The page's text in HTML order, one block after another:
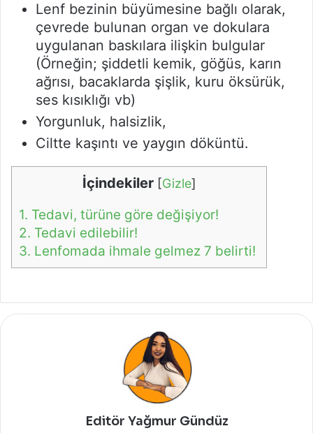
Lenf bezinin büyümesine bağlı olarak,
çevrede bulunan organ ve dokulara
uygulanan baskılara ilişkin bulgular
(Örneğin; şiddetli kemik, göğüs, karın
ağrısı, bacaklarda şişlik, kuru öksürük,
ses kısıklığı vb)
Yorgunluk, halsizlik,
Ciltte kaşıntı ve yaygın döküntü.
İçindekiler [Gizle]
1. Tedavi, türüne göre değişiyor!
2. Tedavi edilebilir!
3. Lenfomada ihmale gelmez 7 belirti!
Editör Yağmur Gündüz